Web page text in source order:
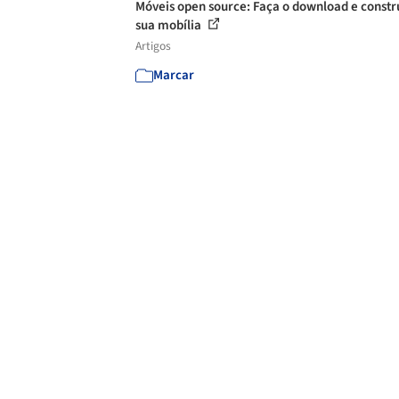
Móveis open source: Faça o download e
sua mobília
Artigos
Marcar